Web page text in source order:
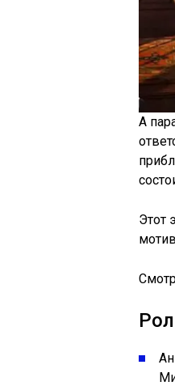
А
Этот